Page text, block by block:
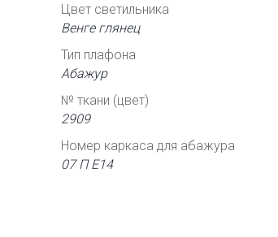
Цвет светильника
Венге глянец
Тип плафона
Абажур
№ ткани (цвет)
2909
Номер каркаса для абажура
07 П Е14